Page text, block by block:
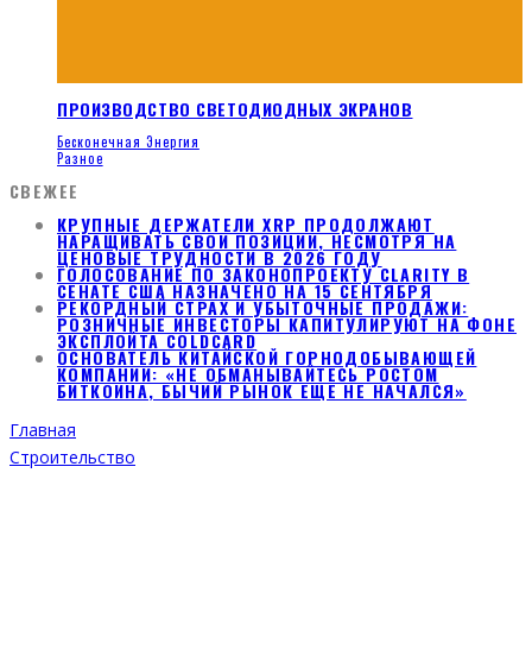
ПРОИЗВОДСТВО СВЕТОДИОДНЫХ ЭКРАНОВ
Бесконечная Энергия
Разное
СВЕЖЕЕ
КРУПНЫЕ ДЕРЖАТЕЛИ XRP ПРОДОЛЖАЮТ
НАРАЩИВАТЬ СВОИ ПОЗИЦИИ, НЕСМОТРЯ НА
ЦЕНОВЫЕ ТРУДНОСТИ В 2026 ГОДУ
ГОЛОСОВАНИЕ ПО ЗАКОНОПРОЕКТУ CLARITY В
СЕНАТЕ США НАЗНАЧЕНО НА 15 СЕНТЯБРЯ
РЕКОРДНЫЙ СТРАХ И УБЫТОЧНЫЕ ПРОДАЖИ:
РОЗНИЧНЫЕ ИНВЕСТОРЫ КАПИТУЛИРУЮТ НА ФОНЕ
ЭКСПЛОЙТА COLDCARD
ОСНОВАТЕЛЬ КИТАЙСКОЙ ГОРНОДОБЫВАЮЩЕЙ
КОМПАНИИ: «НЕ ОБМАНЫВАЙТЕСЬ РОСТОМ
БИТКОИНА, БЫЧИЙ РЫНОК ЕЩЕ НЕ НАЧАЛСЯ»
Главная
Строительство